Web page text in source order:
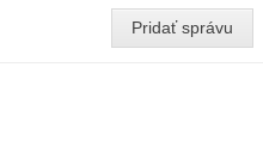
Pridať správu